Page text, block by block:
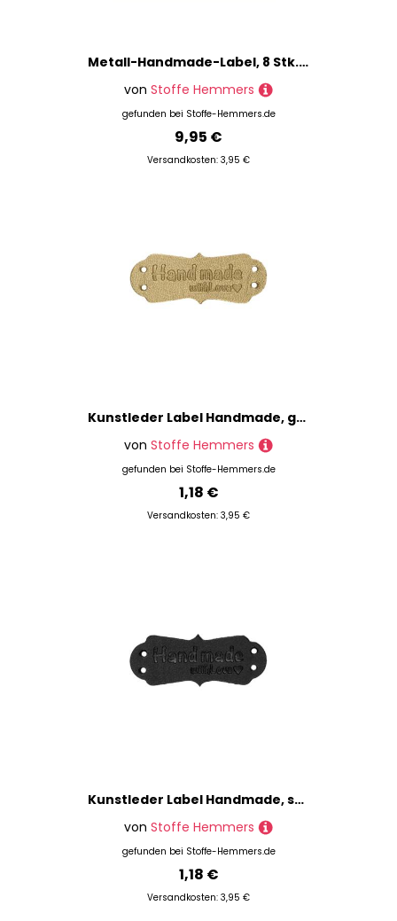
Metall-Handmade-Label, 8 Stk. Mix
von Stoffe Hemmers
gefunden bei Stoffe-Hemmers.de
9,95 €
Versandkosten: 3,95 €
Kunstleder Label Handmade, gold
von Stoffe Hemmers
gefunden bei Stoffe-Hemmers.de
1,18 €
Versandkosten: 3,95 €
Kunstleder Label Handmade, schwarz
von Stoffe Hemmers
gefunden bei Stoffe-Hemmers.de
1,18 €
Versandkosten: 3,95 €